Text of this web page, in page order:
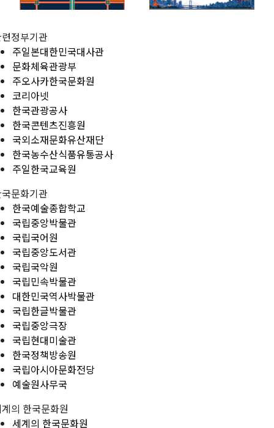
정부기관
주일본대한민국대사관
문화체육관광부
주오사카한국문화원
코리아넷
한국관광공사
한국콘텐츠진흥원
국외소재문화유산재단
한국농수산식품유통공사
주일한국교육원
문화기관
한국예술종합학교
국립중앙박물관
국립국어원
국립중앙도서관
국립국악원
국립민속박물관
대한민국역사박물관
국립한글박물관
국립중앙극장
국립현대미술관
한국정책방송원
국립아시아문화전당
예술원사무국
의 한국문화원
세계의 한국문화원